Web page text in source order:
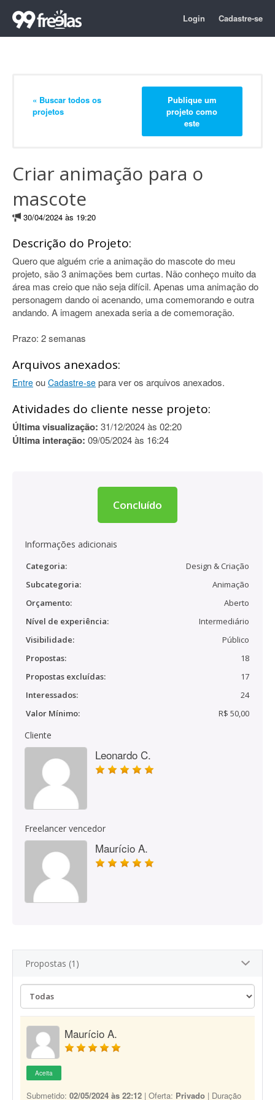
Login Cadastre-se
« Buscar todos os
projetos
Publique um
projeto como
este
Criar animação para o
mascote
30/04/2024 às 19:20
Descrição do Projeto:
Quero que alguém crie a animação do mascote do meu
projeto, são 3 animações bem curtas. Não conheço muito da
área mas creio que não seja difícil. Apenas uma animação do
personagem dando oi acenando, uma comemorando e outra
andando. A imagem anexada seria a de comemoração.
Prazo: 2 semanas
Arquivos anexados:
Entre ou Cadastre-se para ver os arquivos anexados.
Atividades do cliente nesse projeto:
Última visualização: 31/12/2024 às 02:20
Última interação: 09/05/2024 às 16:24
Concluído
Informações adicionais
Categoria:
Design & Criação
Subcategoria:
Animação
Orçamento:
Aberto
Nível de experiência:
Intermediário
Visibilidade:
Público
Propostas:
18
Propostas excluídas:
17
Interessados:
24
Valor Mínimo:
R$ 50,00
Cliente
Leonardo C.
Freelancer vencedor
Maurício A.
Propostas (1)
Maurício A.
Aceita
Submetido: 02/05/2024 às 22:12 | Oferta: Privado | Duração